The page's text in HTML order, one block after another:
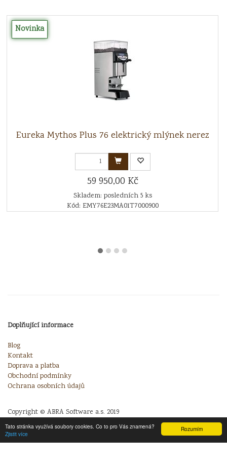
Rozumím
Tato stránka využívá soubory cookies. Co to pro Vás znamená?
Zjistit více
Novinka
Eureka Mythos Plus 76 elektrický mlýnek nerez
59 950,00 Kč
Skladem: posledních 5 ks
Kód: EMY76E23MA01T7000900
Doplňující informace
Blog
Kontakt
Doprava a platba
Obchodní podmínky
Ochrana osobních údajů
Copyright © ABRA Software a.s. 2019